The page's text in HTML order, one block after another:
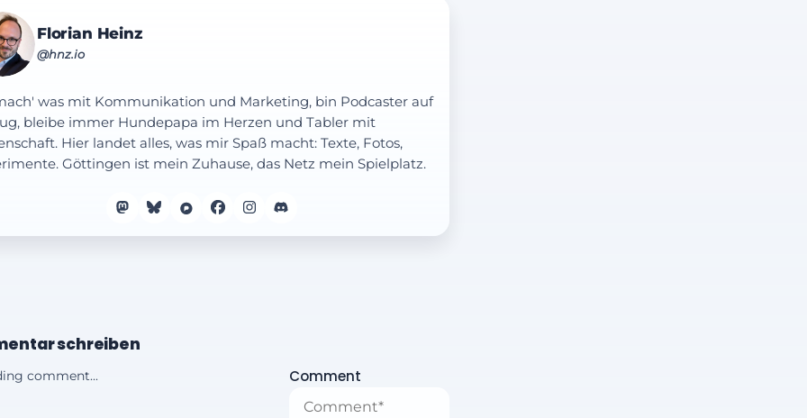
Florian Heinz
@hnz.io
was mit Kommunikation und Marketing, bin Podcaster auf
bleibe immer Hundepapa im Herzen und Tabler mit
Hier landet alles, was mir Spaß macht: Texte, Fotos,
Göttingen ist mein Zuhause, das Netz mein Spielplatz.
schreiben
comment... Comment